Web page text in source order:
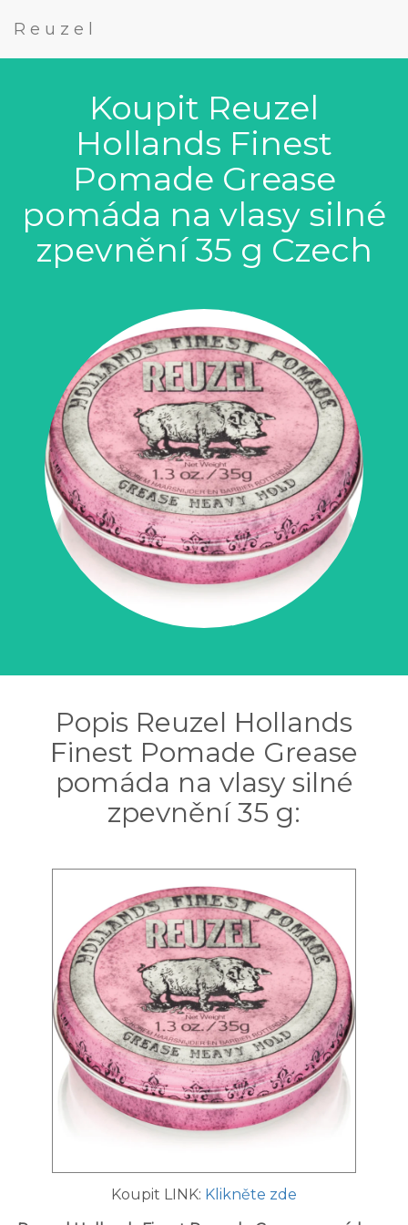
Reuzel
Koupit Reuzel
Hollands Finest
Pomade Grease
pomáda na vlasy silné
zpevnění 35 g Czech
Popis Reuzel Hollands
Finest Pomade Grease
pomáda na vlasy silné
zpevnění 35 g:
Koupit LINK: Klikněte zde